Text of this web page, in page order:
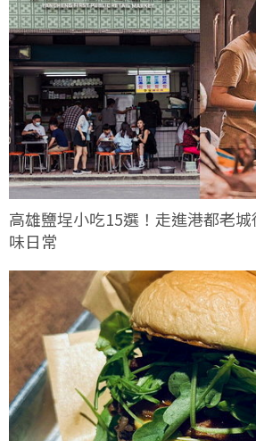
高雄鹽埕小吃15選！走進港都老
味日常